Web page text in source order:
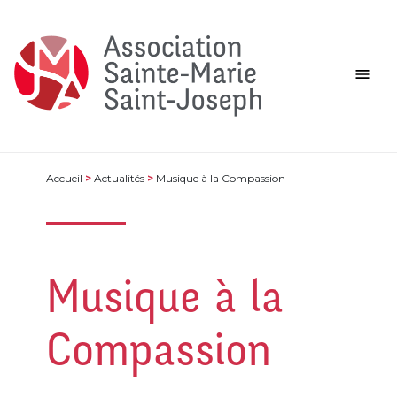
Accueil >Actualités > Musique à la Compassion
Musique à la
Compassion